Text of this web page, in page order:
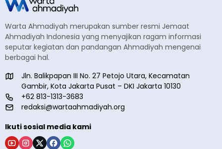
Warta Ahmadiyah merupakan sumber resmi Jemaat
Ahmadiyah Indonesia yang menyajikan ragam informasi
seputar kegiatan dan pandangan Ahmadiyah mengenai
berbagai hal.
Jln. Balikpapan III No. 27 Petojo Utara, Kecamatan
Gambir, Kota Jakarta Pusat – DKI Jakarta 10130
+62 813-1313-3683
redaksi@wartaahmadiyah.org
Ikuti sosial media kami